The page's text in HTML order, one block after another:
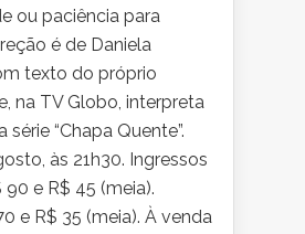
ou paciência para
é de Daniela
texto do próprio
na TV Globo, interpreta
série “Chapa Quente”.
às 21h30. Ingressos
90 e R$ 45 (meia).
e R$ 35 (meia). À venda